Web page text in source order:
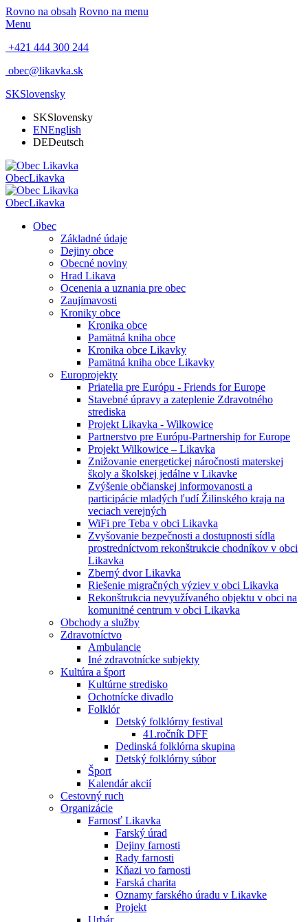
Rovno na obsah Rovno na menu
Menu
+421 444 300 244
obec@likavka.sk
SKSlovensky
SKSlovensky
ENEnglish
DEDeutsch
ObecLikavka
ObecLikavka
Obec
Základné údaje
Dejiny obce
Obecné noviny
Hrad Likava
Ocenenia a uznania pre obec
Zaujímavosti
Kroniky obce
Kronika obce
Pamätná kniha obce
Kronika obce Likavky
Pamätná kniha obce Likavky
Europrojekty
Priatelia pre Európu - Friends for Europe
Stavebné úpravy a zateplenie Zdravotného
strediska
Projekt Likavka - Wilkowice
Partnerstvo pre Európu-Partnership for Europe
Projekt Wilkowice – Likavka
Znižovanie energetickej náročnosti materskej
školy a školskej jedálne v Likavke
Zvýšenie občianskej informovanosti a
participácie mladých ľudí Žilinského kraja na
veciach verejných
WiFi pre Teba v obci Likavka
Zvyšovanie bezpečnosti a dostupnosti sídla
prostredníctvom rekonštrukcie chodníkov v obci
Likavka
Zberný dvor Likavka
Riešenie migračných výziev v obci Likavka
Rekonštrukcia nevyužívaného objektu v obci na
komunitné centrum v obci Likavka
Obchody a služby
Zdravotníctvo
Ambulancie
Iné zdravotnícke subjekty
Kultúra a šport
Kultúrne stredisko
Ochotnícke divadlo
Folklór
Detský folklórny festival
41.ročník DFF
Dedinská folklórna skupina
Detský folklórny súbor
Šport
Kalendár akcií
Cestovný ruch
Organizácie
Farnosť Likavka
Farský úrad
Dejiny farnosti
Rady farnosti
Kňazi vo farnosti
Farská charita
Oznamy farského úradu v Likavke
Projekt
Urbár